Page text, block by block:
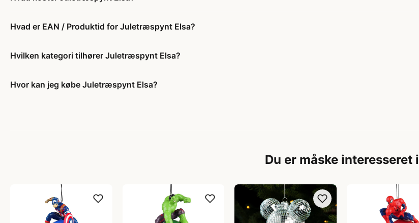
Hvad er EAN / Produktid for Juletræspynt Elsa?
Hvilken kategori tilhører Juletræspynt Elsa?
Hvor kan jeg købe Juletræspynt Elsa?
Du er måske interesseret i